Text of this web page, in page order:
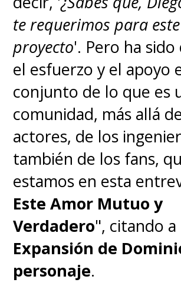
ファミリー
pic.twitter.com/
— 『SPY×FAMILY（スパイファミリー）
(@spyfamily_anime) March 4, 2023
Nominados:
Anya Forger, SPY x
Bojji, Ranking of Kings
Kage, Ranking of Kings
te requerimos para este
proyecto'. Pero ha sido
el esfuerzo y el apoyo
conjunto de lo que es
comunidad, más allá
actores, de los
también de los fans,
estamos en esta
Este Amor Mutuo y
Verdadero", citando a
Expansión de
personaje.